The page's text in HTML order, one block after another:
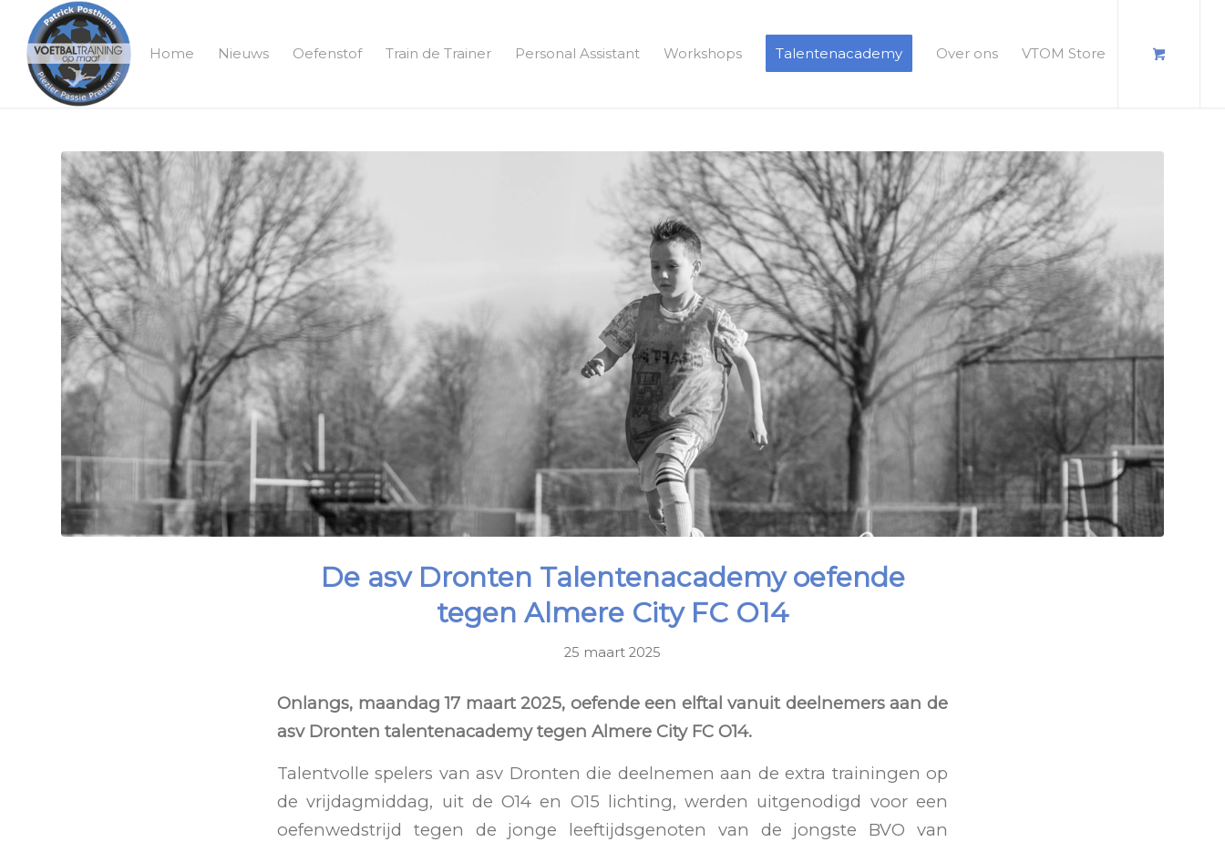
Home Nieuws Oefenstof Train de Trainer Personal Assistant Workshops Talentenacademy Over ons VTOM Store
De asv Dronten Talentenacademy oefende
tegen Almere City FC O14
25 maart 2025
Onlangs, maandag 17 maart 2025, oefende een elftal vanuit deelnemers aan de
asv Dronten talentenacademy tegen Almere City FC O14.
Talentvolle spelers van asv Dronten die deelnemen aan de extra trainingen op
de vrijdagmiddag, uit de O14 en O15 lichting, werden uitgenodigd voor een
oefenwedstrijd tegen de jonge leeftijdsgenoten van de jongste BVO van